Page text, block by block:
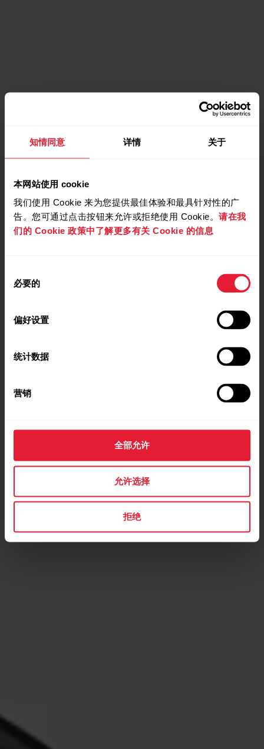
知情同意 详情 关于
本网站使用 cookie
我们使用 Cookie 来为您提供最佳体验和最具针对性的广
告。您可通过点击按钮来允许或拒绝使用 Cookie。 请在我
们的 Cookie 政策中了解更多有关 Cookie 的信息
必要的
偏好设置
统计数据
营销
全部允许
允许选择
拒绝